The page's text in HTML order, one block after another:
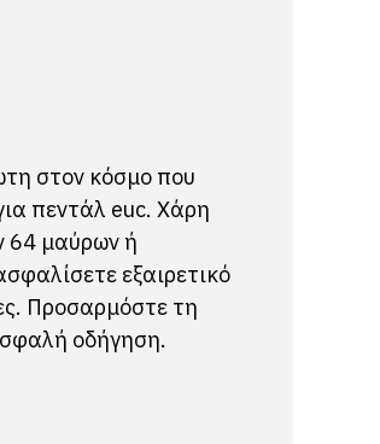
στον κόσμο που
πεντάλ euc. Χάρη
64 μαύρων ή
εξαιρετικό
Προσαρμόστε τη
οδήγηση.